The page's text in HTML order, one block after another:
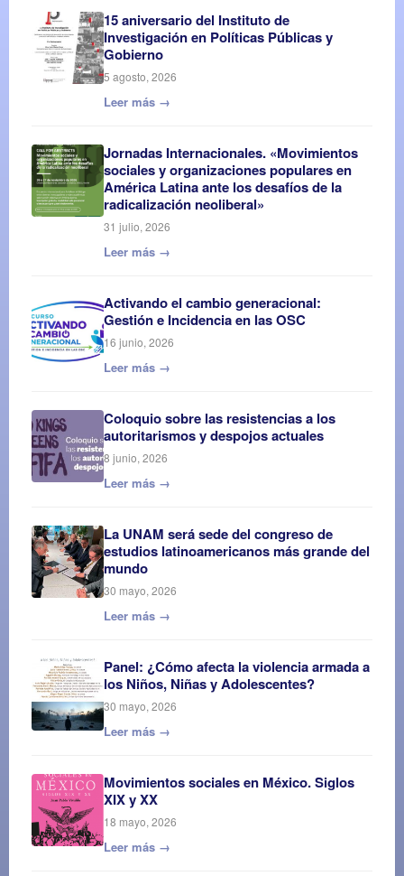
15 aniversario del Instituto de
Investigación en Políticas Públicas y
Gobierno
5 agosto, 2026
Leer más →
Jornadas Internacionales. «Movimientos
sociales y organizaciones populares en
América Latina ante los desafíos de la
radicalización neoliberal»
31 julio, 2026
Leer más →
Activando el cambio generacional:
Gestión e Incidencia en las OSC
16 junio, 2026
Leer más →
Coloquio sobre las resistencias a los
autoritarismos y despojos actuales
8 junio, 2026
Leer más →
La UNAM será sede del congreso de
estudios latinoamericanos más grande del
mundo
30 mayo, 2026
Leer más →
Panel: ¿Cómo afecta la violencia armada a
los Niños, Niñas y Adolescentes?
30 mayo, 2026
Leer más →
Movimientos sociales en México. Siglos
XIX y XX
18 mayo, 2026
Leer más →